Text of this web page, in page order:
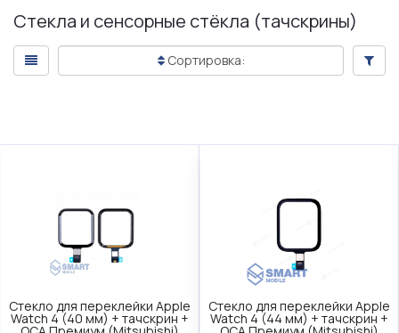
Стекла и сенсорные стёкла (тачскрины)
Сортировка:
Стекло для переклейки Apple
Watch 4 (40 мм) + тачскрин +
Стекло для переклейки Apple
Watch 4 (44 мм) + тачскрин +